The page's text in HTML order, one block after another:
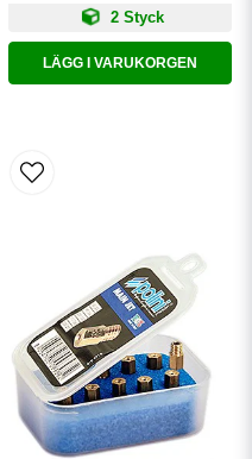
2 Styck
LÄGG I VARUKORGEN